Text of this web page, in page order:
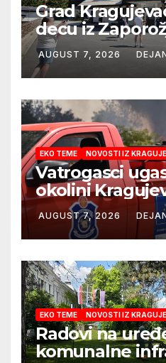
Grad
decu iz
AUGUST 7, 2026
EKO TEME NOVOSTI IZ
Vatrogasci
okolini
AUGUST 7, 2026
EKO TEME NOVOSTI IZ
Radovi na
komunalne